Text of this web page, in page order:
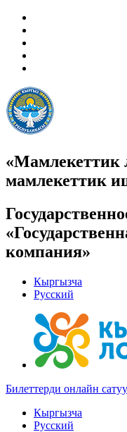
«Мамлекеттик
мамлекеттик
компания»
Кыргызча
Русский
Билеттерди онлайн сатуу
Кыргызча
Русский